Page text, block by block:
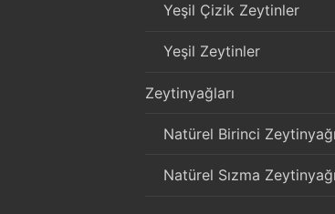
Yeşil Çizik Zeytinler
Yeşil Zeytinler
Zeytinyağları
Natürel Birinci
Natürel Sızma